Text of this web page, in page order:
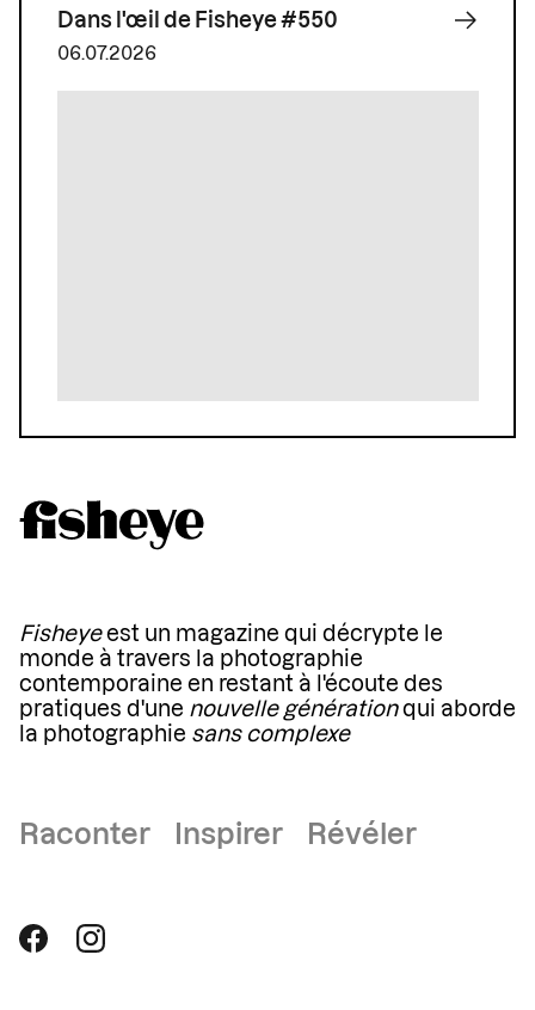
Dans l'œil de Fisheye #550
06.07.2026
Fisheyeest un magazine qui décrypte le
monde à travers la photographie
contemporaine en restant à l'écoute des
pratiques d'une nouvelle générationqui aborde
la photographie sans complexe
Raconter Inspirer Révéler